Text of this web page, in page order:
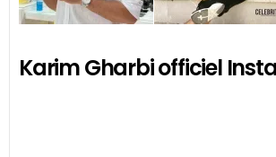
Karim Gharbi officiel